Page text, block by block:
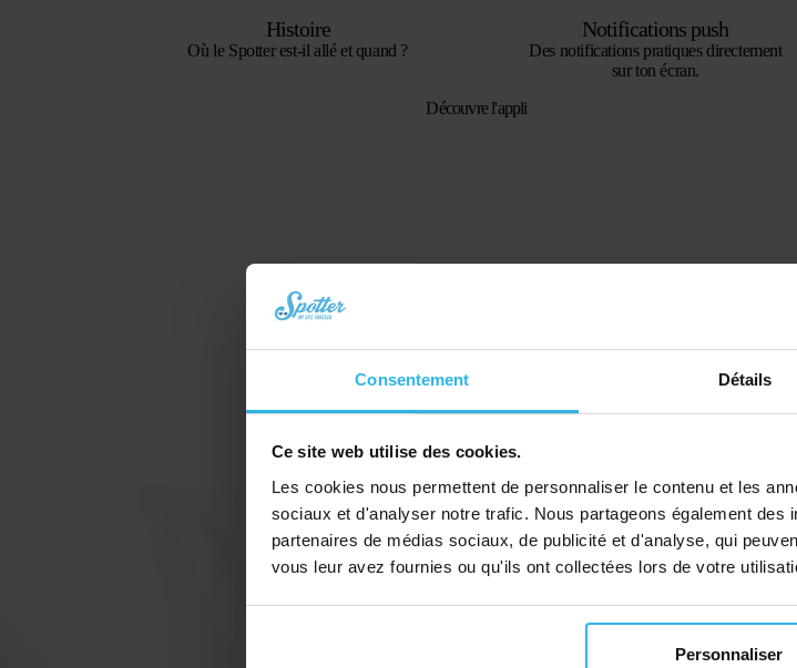
Consentement Détails
Ce site web utilise des cookies.
Les cookies nous permettent de personnaliser le contenu et les
sociaux et d'analyser notre trafic. Nous partageons également
partenaires de médias sociaux, de publicité et d'analyse, qui
vous leur avez fournies ou qu'ils ont collectées lors de votre
Personnaliser
Histoire
Où le Spotter est-il allé et quand ?
Notifications push
Des notifications pratiques directement
sur ton écran.
Découvre l'appli